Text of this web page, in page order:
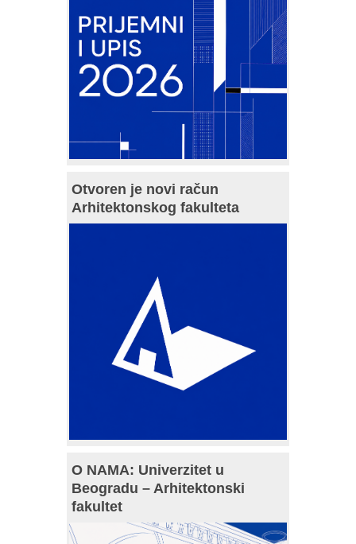
Otvoren je novi račun
Arhitektonskog fakulteta
O NAMA: Univerzitet u
Beogradu – Arhitektonski
fakultet